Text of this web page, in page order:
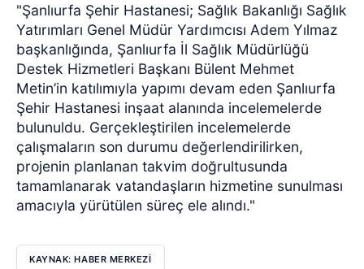
"Şanlıurfa Şehir Hastanesi; Sağlık Bakanlığı Sağlık
Yatırımları Genel Müdür Yardımcısı Adem Yılmaz
başkanlığında, Şanlıurfa İl Sağlık Müdürlüğü
Destek Hizmetleri Başkanı Bülent Mehmet
Metin’in katılımıyla yapımı devam eden Şanlıurfa
Şehir Hastanesi inşaat alanında incelemelerde
bulunuldu. Gerçekleştirilen incelemelerde
çalışmaların son durumu değerlendirilirken,
projenin planlanan takvim doğrultusunda
tamamlanarak vatandaşların hizmetine sunulması
amacıyla yürütülen süreç ele alındı."
KAYNAK: HABER MERKEZİ